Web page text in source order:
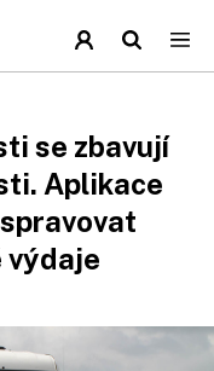
se zbavují
Aplikace
výdaje